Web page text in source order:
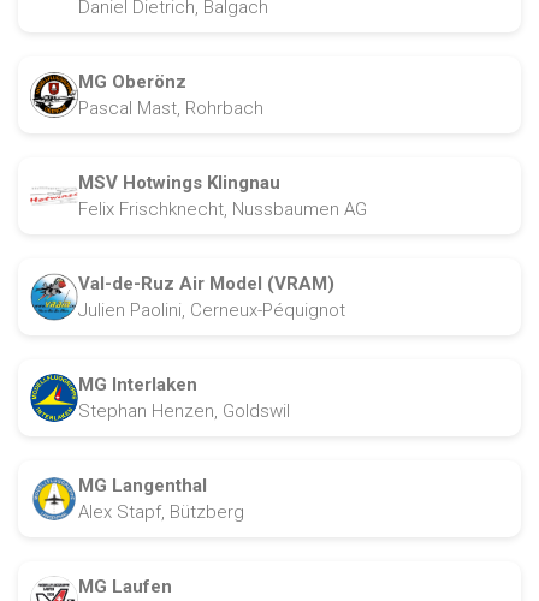
Daniel Dietrich, Balgach
MG Oberönz
Pascal Mast, Rohrbach
MSV Hotwings Klingnau
Felix Frischknecht, Nussbaumen AG
Val-de-Ruz Air Model (VRAM)
Julien Paolini, Cerneux-Péquignot
MG Interlaken
Stephan Henzen, Goldswil
MG Langenthal
Alex Stapf, Bützberg
MG Laufen